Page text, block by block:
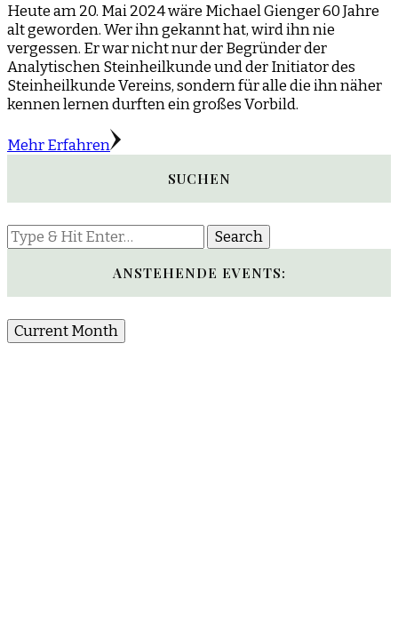
Heute am 20. Mai 2024 wäre Michael Gienger 60 Jahre
alt geworden. Wer ihn gekannt hat, wird ihn nie
vergessen. Er war nicht nur der Begründer der
Analytischen Steinheilkunde und der Initiator des
Steinheilkunde Vereins, sondern für alle die ihn näher
kennen lernen durften ein großes Vorbild.
Mehr Erfahren
SUCHEN
Looking
for
ANSTEHENDE EVENTS:
Current Month